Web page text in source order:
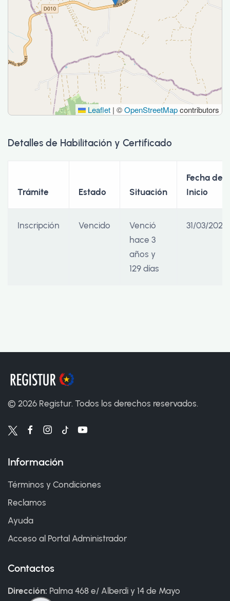
Leaflet | ©OpenStreetMapcontributors
Detalles de Habilitación y Certificado
Trámite Estado Situación
Fecha de
Inicio
Inscripción Vencido
Venció
hace 3
años y
129 días
31/03/2022
© 2026 Registur. Todos los derechos reservados.
Información
Términos y Condiciones
Reclamos
Ayuda
Acceso al Portal Administrador
Contactos
Dirección: Palma 468 e/ Alberdi y 14 de Mayo